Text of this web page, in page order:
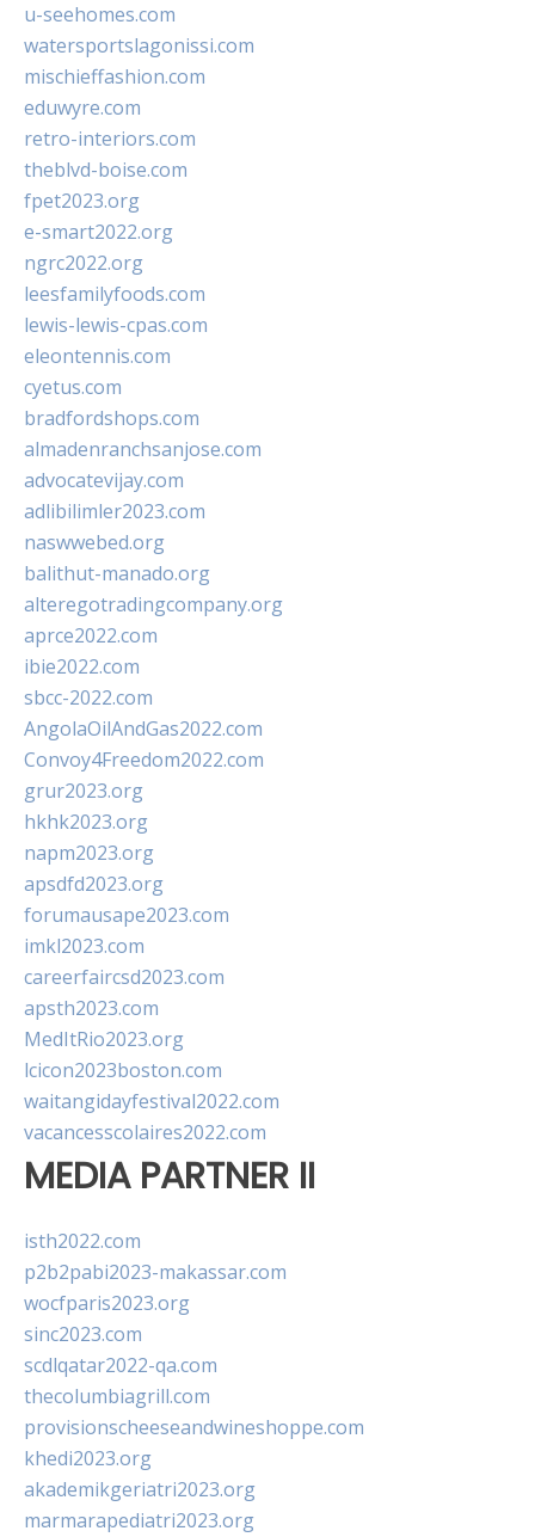
u-seehomes.com
watersportslagonissi.com
mischieffashion.com
eduwyre.com
retro-interiors.com
theblvd-boise.com
fpet2023.org
e-smart2022.org
ngrc2022.org
leesfamilyfoods.com
lewis-lewis-cpas.com
eleontennis.com
cyetus.com
bradfordshops.com
almadenranchsanjose.com
advocatevijay.com
adlibilimler2023.com
naswwebed.org
balithut-manado.org
alteregotradingcompany.org
aprce2022.com
ibie2022.com
sbcc-2022.com
AngolaOilAndGas2022.com
Convoy4Freedom2022.com
grur2023.org
hkhk2023.org
napm2023.org
apsdfd2023.org
forumausape2023.com
imkl2023.com
careerfaircsd2023.com
apsth2023.com
MedItRio2023.org
lcicon2023boston.com
waitangidayfestival2022.com
vacancesscolaires2022.com
MEDIA PARTNER II
isth2022.com
p2b2pabi2023-makassar.com
wocfparis2023.org
sinc2023.com
scdlqatar2022-qa.com
thecolumbiagrill.com
provisionscheeseandwineshoppe.com
khedi2023.org
akademikgeriatri2023.org
marmarapediatri2023.org